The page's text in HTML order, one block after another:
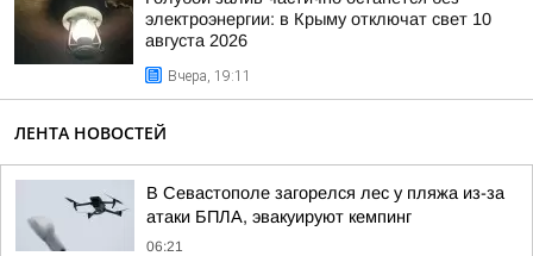
электроэнергии: в Крыму отключат свет 10
августа 2026
Вчера, 19:11
ЛЕНТА НОВОСТЕЙ
В Севастополе загорелся лес у пляжа из-за
атаки БПЛА, эвакуируют кемпинг
06:21